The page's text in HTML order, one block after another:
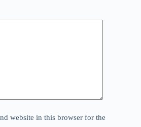
website in this browser for the